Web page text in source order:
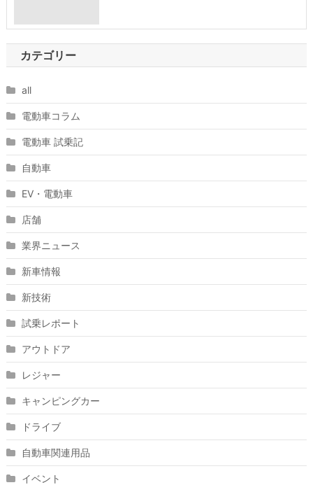
カテゴリー
all
電動車コラム
電動車 試乗記
自動車
EV・電動車
店舗
業界ニュース
新車情報
新技術
試乗レポート
アウトドア
レジャー
キャンピングカー
ドライブ
自動車関連用品
イベント